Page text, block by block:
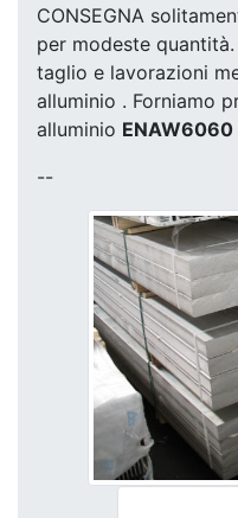
CONSEGNA
per modeste
taglio e lavorazioni
alluminio . Forniamo
alluminio ENAW6060
--